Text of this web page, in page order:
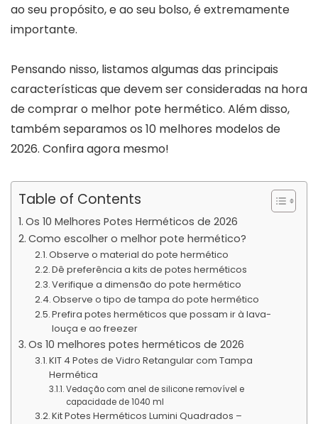
ao seu propósito, e ao seu bolso, é extremamente
importante.
Pensando nisso, listamos algumas das principais
características que devem ser consideradas na hora
de comprar o melhor pote hermético. Além disso,
também separamos os 10 melhores modelos de
2026. Confira agora mesmo!
Table of Contents
Os 10 Melhores Potes Herméticos de 2026
Como escolher o melhor pote hermético?
Observe o material do pote hermético
Dê preferência a kits de potes herméticos
Verifique a dimensão do pote hermético
Observe o tipo de tampa do pote hermético
Prefira potes herméticos que possam ir à lava-
louça e ao freezer
Os 10 melhores potes herméticos de 2026
KIT 4 Potes de Vidro Retangular com Tampa
Hermética
Vedação com anel de silicone removível e
capacidade de 1040 ml
Kit Potes Herméticos Lumini Quadrados –